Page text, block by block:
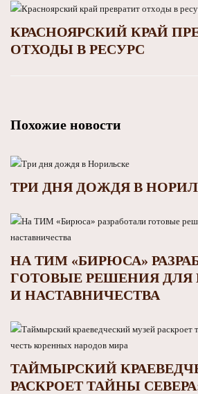
КРАСНОЯРСКИЙ КРАЙ
ОТХОДЫ В РЕСУРС
Похожие новости
ТРИ ДНЯ ДОЖДЯ В
НА ТИМ «БИРЮСА»
ГОТОВЫЕ РЕШЕНИЯ ДЛЯ
И НАСТАВНИЧЕСТВА
ТАЙМЫРСКИЙ
РАСКРОЕТ ТАЙНЫ